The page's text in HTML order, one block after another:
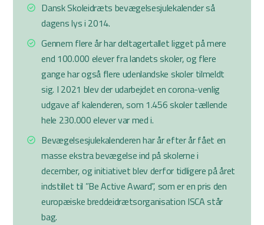
Dansk Skoleidræts bevægelsesjulekalender så
dagens lys i 2014.
Gennem flere år har deltagertallet ligget på mere
end 100.000 elever fra landets skoler, og flere
gange har også flere udenlandske skoler tilmeldt
sig. I 2021 blev der udarbejdet en corona-venlig
udgave af kalenderen, som 1.456 skoler tællende
hele 230.000 elever var med i.
Bevægelsesjulekalenderen har år efter år fået en
masse ekstra bevægelse ind på skolerne i
december, og initiativet blev derfor tidligere på året
indstillet til ”Be Active Award”, som er en pris den
europæiske breddeidrætsorganisation ISCA står
bag.